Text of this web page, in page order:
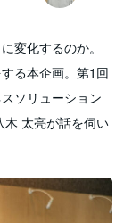
変化するのか。
る本企画。第1回
ソリューション
木 太亮が話を伺い